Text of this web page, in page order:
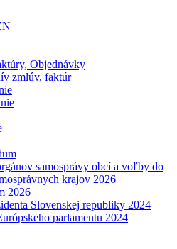
Objednávky
zmlúv, faktúr
samosprávy obcí a voľby do
krajov 2026
2026
Slovenskej republiky 2024
parlamentu 2024